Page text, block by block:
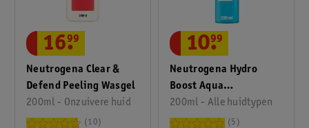
Neutrogena Clear &
Defend Peeling Wasgel
200ml - Onzuivere huid
16.
99
10
Neutrogena Hydro
Boost Aqua
Reinigingsgel
200ml - Alle huidtypen
10.
99
5